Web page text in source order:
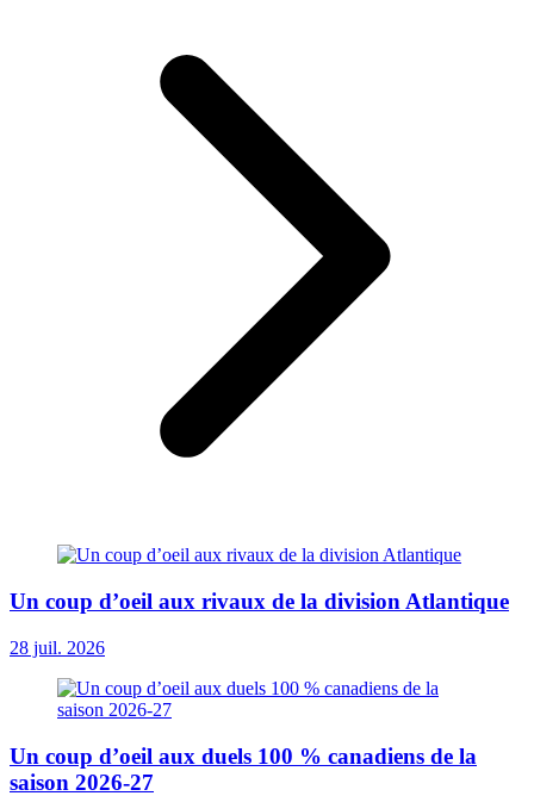
Un coup d’oeil aux rivaux de la division Atlantique
28 juil. 2026
Un coup d’oeil aux duels 100 % canadiens de la
saison 2026-27